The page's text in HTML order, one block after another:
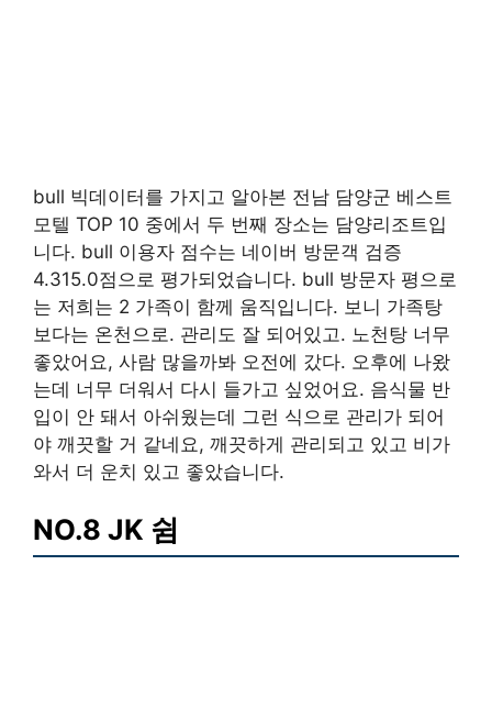
bull 빅데이터를 가지고 알아본 전남 담양군 베스트
모텔 TOP 10 중에서 두 번째 장소는 담양리조트입
니다. bull 이용자 점수는 네이버 방문객 검증
4.315.0점으로 평가되었습니다. bull 방문자 평으로
는 저희는 2 가족이 함께 움직입니다. 보니 가족탕
보다는 온천으로. 관리도 잘 되어있고. 노천탕 너무
좋았어요, 사람 많을까봐 오전에 갔다. 오후에 나왔
는데 너무 더워서 다시 들가고 싶었어요. 음식물 반
입이 안 돼서 아쉬웠는데 그런 식으로 관리가 되어
야 깨끗할 거 같네요, 깨끗하게 관리되고 있고 비가
와서 더 운치 있고 좋았습니다.
NO.8 JK 쉼